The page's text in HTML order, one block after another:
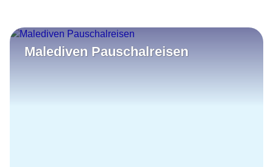
Malediven Pauschalreisen